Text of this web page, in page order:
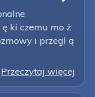
ki czemu mo ż
i przegl ą
Przeczytaj więcej